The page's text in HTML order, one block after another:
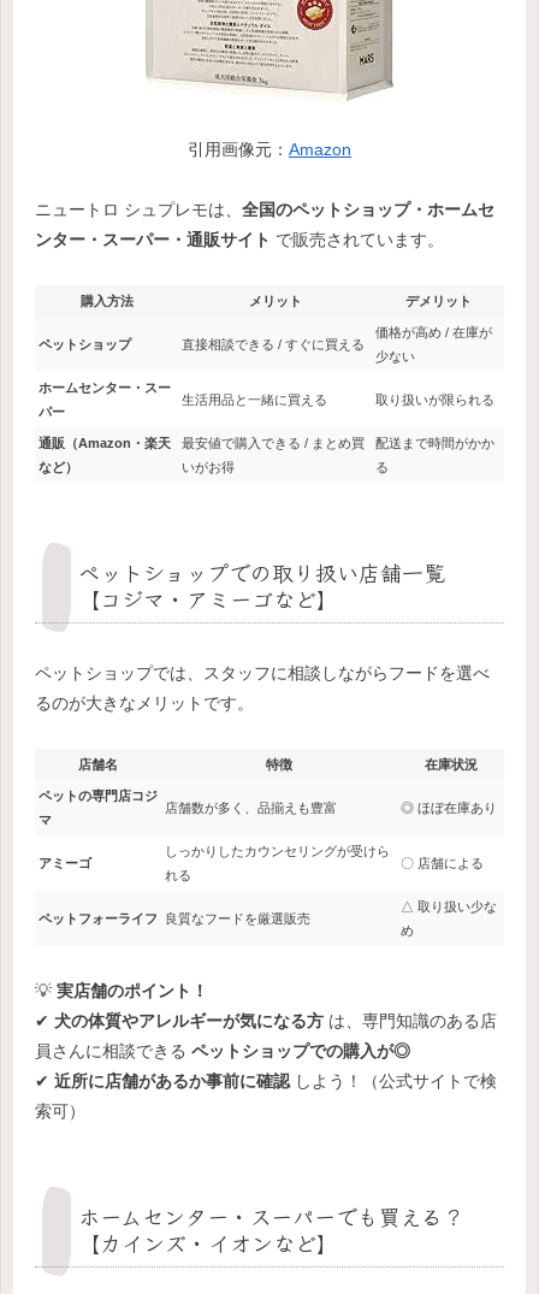
引用画像元： Amazon
ニュートロ シュプレモは、 全国のペットショップ・ホームセ
ンター・スーパー・通販サイト で販売されています。
購入方法 メリット デメリット
ペットショップ 直接相談できる / すぐに買える
価格が高め / 在庫が
少ない
ホームセンター・スー
パー
生活用品と一緒に買える 取り扱いが限られる
通販（Amazon・楽天
など）
最安値で購入できる / まとめ買
いがお得
配送まで時間がかか
る
ペットショップでの取り扱い店舗一覧
【コジマ・アミーゴなど】
ペットショップでは、スタッフに相談しながらフードを選べ
るのが大きなメリットです。
店舗名 特徴 在庫状況
ペットの専門店コジ
マ
店舗数が多く、品揃えも豊富 ◎ ほぼ在庫あり
アミーゴ
しっかりしたカウンセリングが受けら
れる
〇 店舗による
ペットフォーライフ 良質なフードを厳選販売
△ 取り扱い少な
め
💡 実店舗のポイント！
✔ 犬の体質やアレルギーが気になる方 は、専門知識のある店
員さんに相談できる ペットショップでの購入が◎
✔ 近所に店舗があるか事前に確認しよう！（公式サイトで検
索可）
ホームセンター・スーパーでも買える？
【カインズ・イオンなど】